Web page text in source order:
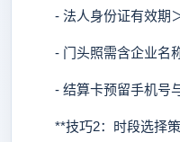
- 法人身份证有效期
- 门头照需含企业名称
- 结算卡预留手机号
**技巧2：时段选择